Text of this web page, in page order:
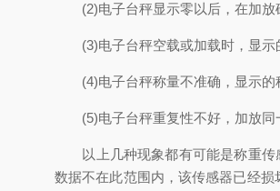
(2)电子台秤显示零以后，在加放
(3)电子台秤空载或加载时，显示
(4)电子台秤称量不准确，显示的
(5)电子台秤重复性不好，加放同
以上几种现象都有可能是称重传
数据不在此范围内，该传感器已经